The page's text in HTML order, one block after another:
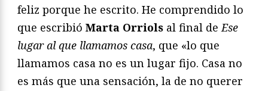
feliz porque he escrito. He comprendido lo
que escribió Marta Orriols al final deEse
lugar al que llamamos casa, que «lo que
llamamos casa no es un lugar fijo. Casa no
es más que una sensación, la de no querer